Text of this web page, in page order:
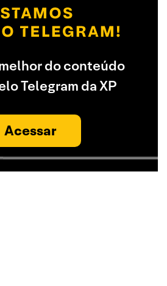
do conteúdo
Telegram da XP
Acessar